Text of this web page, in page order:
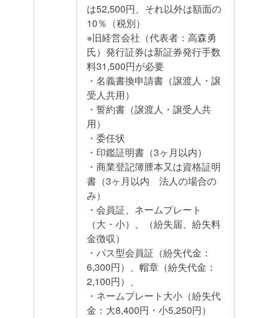
は52,500円、それ以外は額面の
10％（税別）
※旧経営会社（代表者：高森勇
氏）発行証券は新証券発行手数
料31,500円が必要
・名義書換申請書（譲渡人・譲
受人共用）
・誓約書（譲渡人・譲受人共
用）
・委任状
・印鑑証明書（3ヶ月以内）
・商業登記簿謄本又は資格証明
書（3ヶ月以内 法人の場合の
み）
・会員証、ネームプレート
（大・小）、（紛失届、紛失料
金徴収）
・パス型会員証（紛失代金：
6,300円）、帽章（紛失代金：
2,100円）、
・ネームプレート大小（紛失代
金：大8,400円・小5,250円）